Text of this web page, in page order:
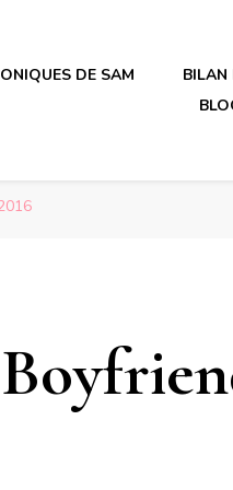
en
DE SAM BILAN